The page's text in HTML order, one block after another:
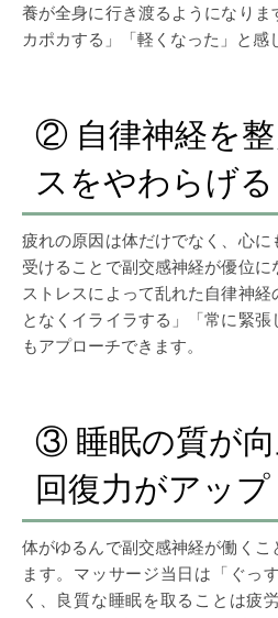
養が全身に行き渡るようになり
カポカする」「軽くなった」と感
② 自律神経を
スをやわらげる
疲れの原因は体だけでなく、心
受けることで副交感神経が優位に
ストレスによって乱れた自律神
となくイライラする」「常に緊
もアプローチできます。
③ 睡眠の質が
回復力がアップ
体がゆるんで副交感神経が働くこ
ます。マッサージ当日は「ぐっ
く、良質な睡眠を取ることは疲